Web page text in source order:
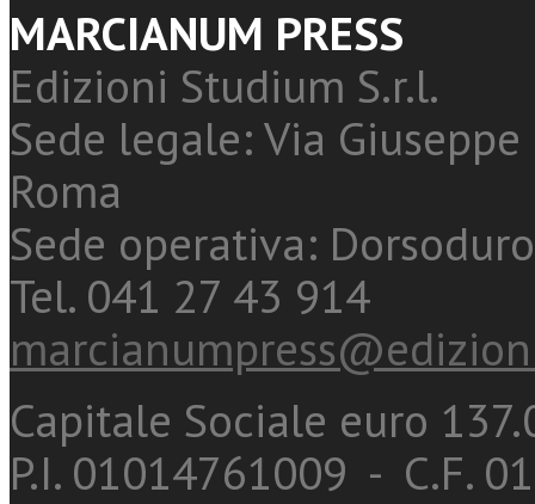
MARCIANUM PRESS
Edizioni Studium S.r.l.
Sede legale: Via
Roma
Sede operativa:
Tel. 041 27 43 914
Capitale Sociale euro
P.I. 01014761009 - C.F.